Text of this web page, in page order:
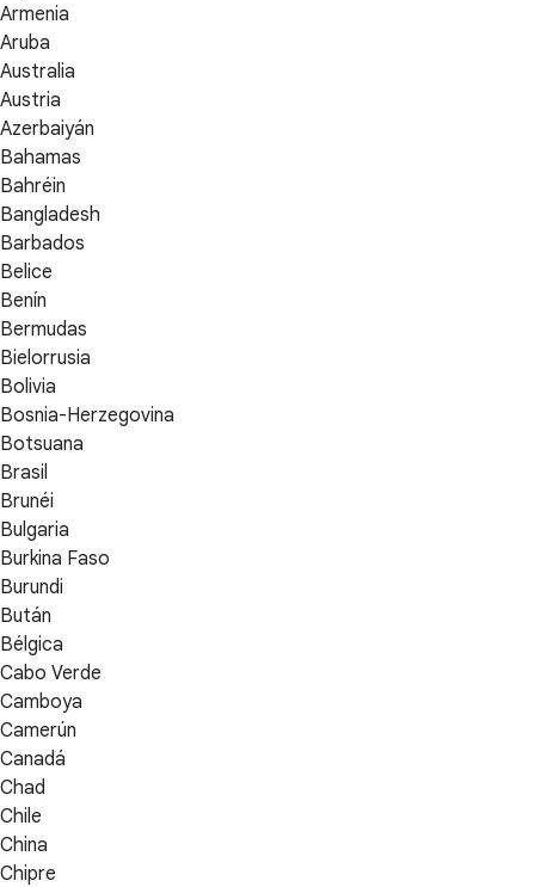
Armenia
Aruba
Australia
Austria
Azerbaiyán
Bahamas
Bahréin
Bangladesh
Barbados
Belice
Benín
Bermudas
Bielorrusia
Bolivia
Bosnia-Herzegovina
Botsuana
Brasil
Brunéi
Bulgaria
Burkina Faso
Burundi
Bután
Bélgica
Cabo Verde
Camboya
Camerún
Canadá
Chad
Chile
China
Chipre